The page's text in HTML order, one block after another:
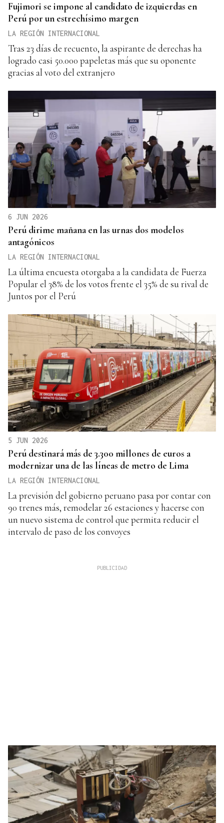
Fujimori se impone al candidato de izquierdas en
Perú por un estrechísimo margen
LA REGIÓN INTERNACIONAL
Tras 23 días de recuento, la aspirante de derechas ha
logrado casi 50.000 papeletas más que su oponente
gracias al voto del extranjero
6 JUN 2026
Perú dirime mañana en las urnas dos modelos
antagónicos
LA REGIÓN INTERNACIONAL
La última encuesta otorgaba a la candidata de Fuerza
Popular el 38% de los votos frente el 35% de su rival de
Juntos por el Perú
5 JUN 2026
Perú destinará más de 3.300 millones de euros a
modernizar una de las líneas de metro de Lima
LA REGIÓN INTERNACIONAL
La previsión del gobierno peruano pasa por contar con
90 trenes más, remodelar 26 estaciones y hacerse con
un nuevo sistema de control que permita reducir el
intervalo de paso de los convoyes